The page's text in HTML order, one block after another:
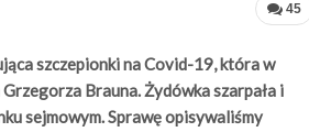
45
szczepionki na Covid-19, która w
Brauna. Żydówka szarpała i
sejmowym. Sprawę opisywaliśmy